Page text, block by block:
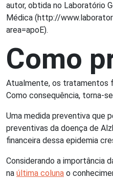
autor, obtida no Laboratório
Médica (http://
area=apoE).
Como
Atualmente, os tratamentos
Como consequência, torna-
Uma medida preventiva que
preventivas da doença de
financeira dessa epidemia
Considerando a importância
na última coluna o